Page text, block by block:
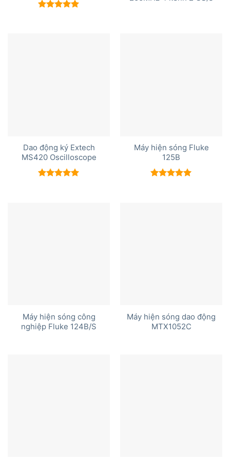
Dao động ký Extech
MS420 Oscilloscope
Máy hiện sóng Fluke
125B
Máy hiện sóng công
nghiệp Fluke 124B/S
Máy hiện sóng dao động
MTX1052C